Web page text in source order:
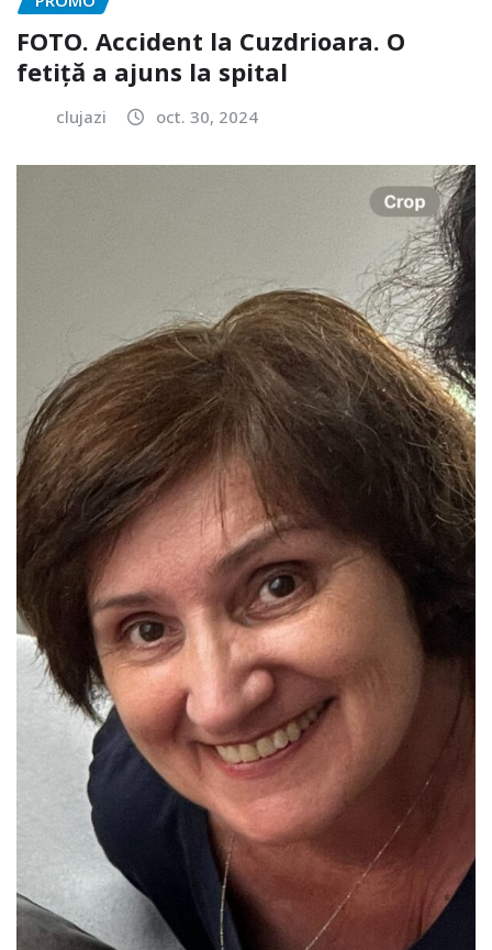
FOTO. Accident la Cuzdrioara. O
fetiță a ajuns la spital
clujazi oct. 30, 2024